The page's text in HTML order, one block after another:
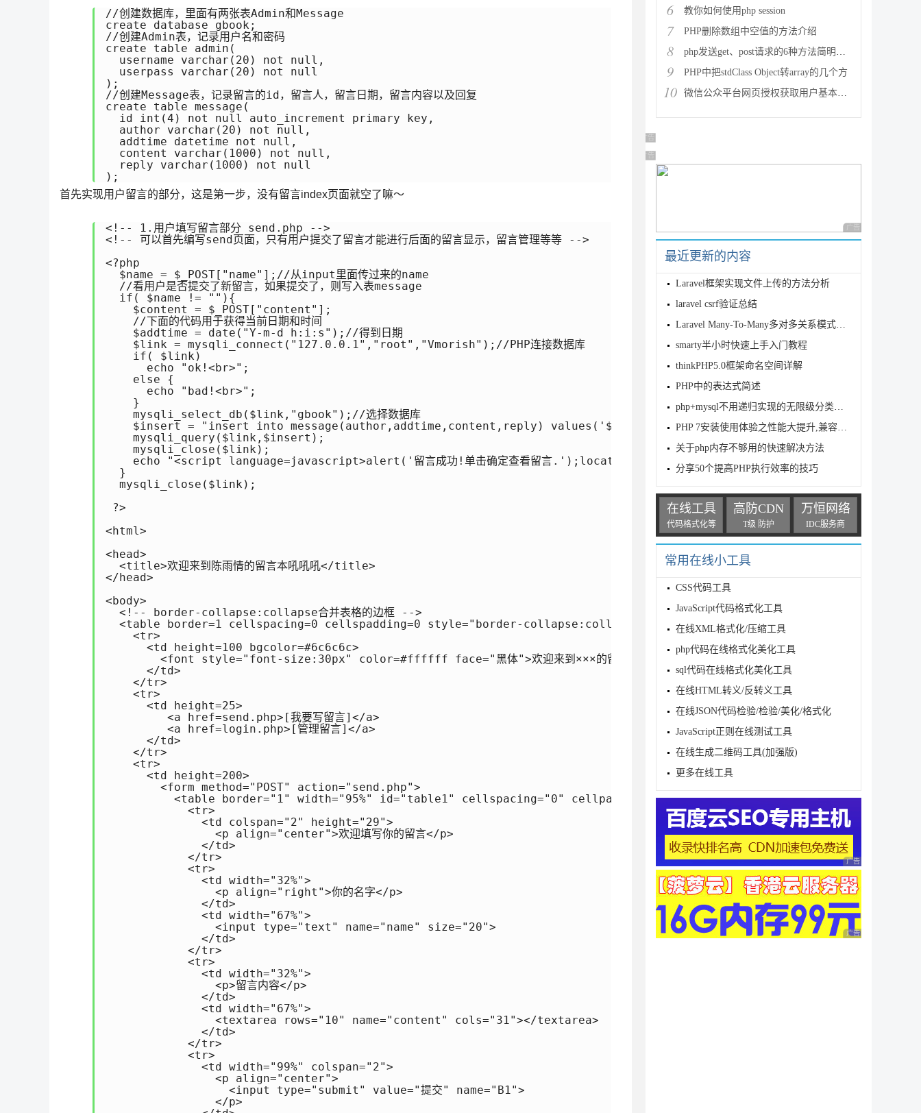
//创建数据库，里面有两张表Admin和Message
create database gbook;
//创建Admin表，记录用户名和密码
create table admin(
  username varchar(20) not null,
  userpass varchar(20) not null
);
//创建Message表，记录留言的id，留言人，留言日期，留言内容以及回复
create table message(
  id int(4) not null auto_increment primary key,
  author varchar(20) not null,
  addtime datetime not null,
  content varchar(1000) not null,
  reply varchar(1000) not null
);
首先实现用户留言的部分，这是第一步，没有留言index页面就空了嘛～
<!-- 1.用户填写留言部分 send.php -->
<!-- 可以首先编写send页面，只有用户提交了留言才能进行后面的留言显示，留言管理等等 -->
<?php
  $name = $_POST["name"];//从input里面传过来的name
  //看用户是否提交了新留言，如果提交了，则写入表message
  if( $name != ""){
    $content = $_POST["content"];
    //下面的代码用于获得当前日期和时间
    $addtime = date("Y-m-d h:i:s");//得到日期
    $link = mysqli_connect("127.0.0.1","root","Vmorish");//PHP连接数据库
    if( $link)
      echo "ok!<br>";
    else {
      echo "bad!<br>";
    }
    mysqli_select_db($link,"gbook");//选择数据库
    $insert = "insert into message(author,addtime,content,reply) values('$name','$addtime','$content','')";
    mysqli_query($link,$insert);
    mysqli_close($link);
    echo "<script language=javascript>alert('留言成功!单击确定查看留言.');location.href='index.php';</script>";
  }
  mysqli_close($link);
?>
<html>
<head>
  <title>欢迎来到陈雨情的留言本吼吼吼</title>
</head>
<body>
  <!-- border-collapse:collapse合并表格的边框 -->
<table border=1 cellspacing=0 cellspadding=0 style="border-collapse:collapse" align=center width=400
    <tr>
      <td height=100 bgcolor=#6c6c6c>
        <font style="font-size:30px" color=#ffffff face="黑体">欢迎来到×××的留言本吼吼吼</font>
      </td>
    </tr>
    <tr>
      <td height=25>
         <a href=send.php>[我要写留言]</a>
         <a href=login.php>[管理留言]</a>
      </td>
    </tr>
    <tr>
      <td height=200>
        <form method="POST" action="send.php">
<table border="1" width="95%" id="table1" cellspacing="0" cellpadding="0" bordercolor="#808080"
            <tr>
              <td colspan="2" height="29">
                <p align="center">欢迎填写你的留言</p>
              </td>
            </tr>
            <tr>
              <td width="32%">
                <p align="right">你的名字</p>
              </td>
              <td width="67%">
                <input type="text" name="name" size="20">
              </td>
            </tr>
            <tr>
              <td width="32%">
                <p>留言内容</p>
              </td>
              <td width="67%">
                <textarea rows="10" name="content" cols="31"></textarea>
              </td>
            </tr>
            <tr>
              <td width="99%" colspan="2">
                <p align="center">
                  <input type="submit" value="提交" name="B1">
                </p>
6 教你如何使用php session
7 PHP删除数组中空值的方法介绍
8 php发送get、post请求的6种方法简明总结
9 PHP中把stdClass Object转array的几个方
10 微信公众平台网页授权获取用户基本信息中授权回调域名设置的变动
广告 商业广告，理性选择
广告 商业广告，理性选择
广告 商业广告，理性
最近更新的内容
Laravel框架实现文件上传的方法分析
laravel csrf验证总结
Laravel Many-To-Many多对多关系模式示例详解
smarty半小时快速上手入门教程
thinkPHP5.0框架命名空间详解
PHP中的表达式简述
php+mysql不用递归实现的无限级分类实例(非递归)
PHP 7安装使用体验之性能大提升,兼容性强,扩展支持不够（升级PHP要谨慎
关于php内存不够用的快速解决方法
分享50个提高PHP执行效率的技巧
在线工具
代码格式化等
高防CDN
T级 防护
万恒网络
IDC服务商
常用在线小工具
CSS代码工具
JavaScript代码格式化工具
在线XML格式化/压缩工具
php代码在线格式化美化工具
sql代码在线格式化美化工具
在线HTML转义/反转义工具
在线JSON代码检验/检验/美化/格式化
JavaScript正则在线测试工具
在线生成二维码工具(加强版)
更多在线工具
广告 商业广告，理性
广告 商业广告，理性